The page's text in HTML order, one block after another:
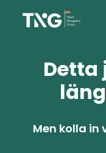
Detta
Men kolla